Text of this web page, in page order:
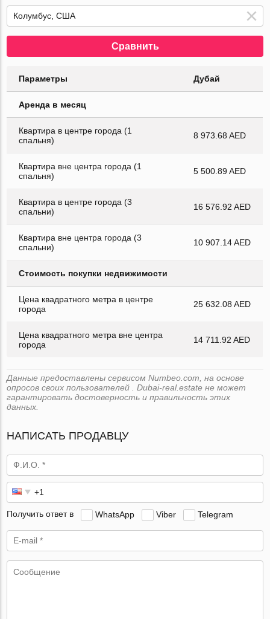
Сравнить
Параметры Дубай
Аренда в месяц
Квартира в центре города (1
спальня)
8 973.68 AED
Квартира вне центра города (1
спальня)
5 500.89 AED
Квартира в центре города (3
спальни)
16 576.92 AED
Квартира вне центра города (3
спальни)
10 907.14 AED
Стоимость покупки недвижимости
Цена квадратного метра в центре
города
25 632.08 AED
Цена квадратного метра вне центра
города
14 711.92 AED
Данные предоставлены сервисом Numbeo.com, на основе
опросов своих пользователей . Dubai-real.estate не может
гарантировать достоверность и правильность этих
данных.
НАПИСАТЬ ПРОДАВЦУ
Получить ответ в WhatsApp Viber Telegram